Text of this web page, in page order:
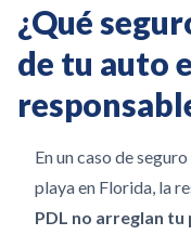
¿Qué
de tu auto
En un caso de
playa en Florida, la
PDL no arreglan